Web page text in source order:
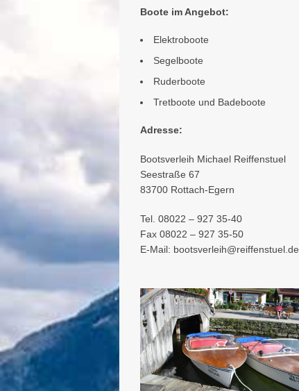
Boote im Angebot:
Elektroboote
Segelboote
Ruderboote
Tretboote und Badeboote
Adresse:
Bootsverleih Michael Reiffenstuel
Seestraße 67
83700 Rottach-Egern
Tel. 08022 – 927 35-40
Fax 08022 – 927 35-50
E-Mail: bootsverleih@reiffenstuel.de